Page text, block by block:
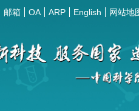
邮箱 OA ARP English 网站地